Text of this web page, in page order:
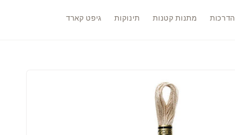
הדרכות מתנות קטנות תינוקות גיפט קארד